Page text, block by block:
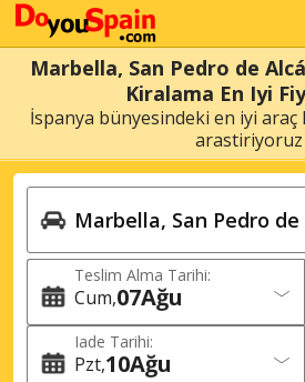
Marbella, San Pedro de
Kiralama En Iyi
İspanya bünyesindeki en iyi
arastiriyoruz
Teslim Alma Tarihi:
Cum 07Ağu
Iade Tarihi:
Pzt 10Ağu